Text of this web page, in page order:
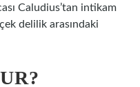
Caludius’tan intikam
delilik arasındaki